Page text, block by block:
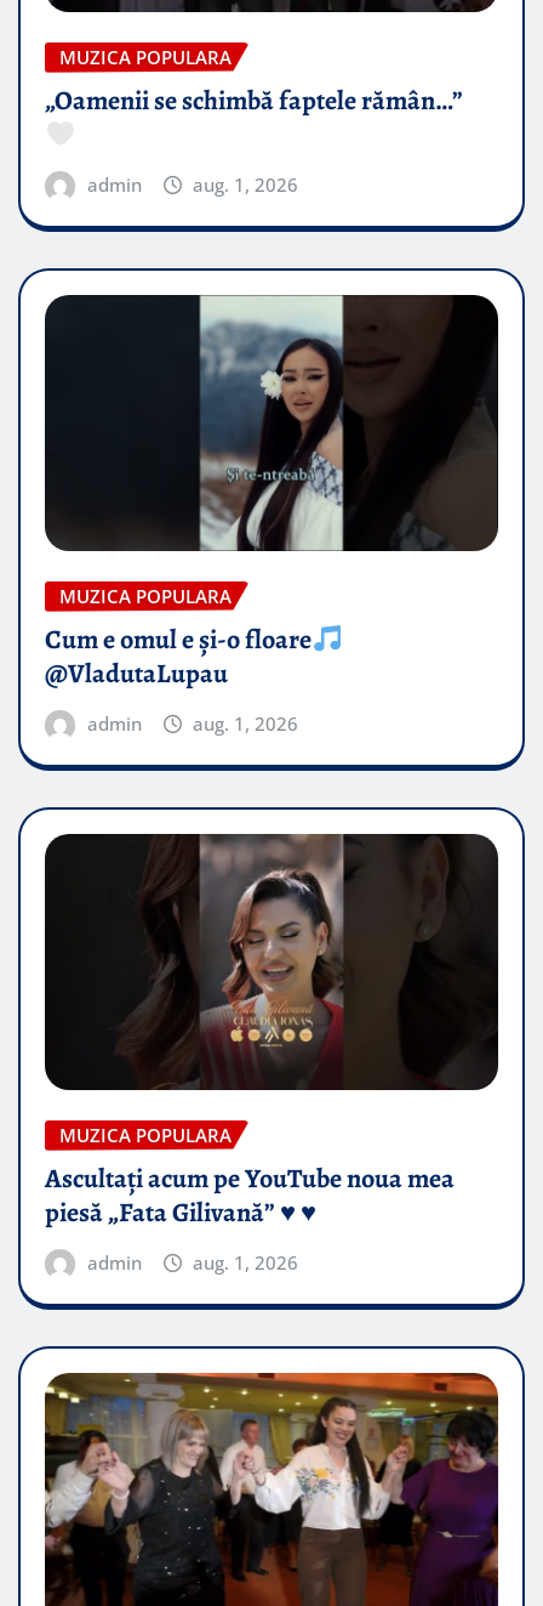
MUZICA POPULARA
„Oamenii se schimbă faptele rămân…”
admin aug. 1, 2026
MUZICA POPULARA
Cum e omul e și-o floare
@VladutaLupau
admin aug. 1, 2026
MUZICA POPULARA
Ascultați acum pe YouTube noua mea
piesă „Fata Gilivană” ♥️ ♥️
admin aug. 1, 2026